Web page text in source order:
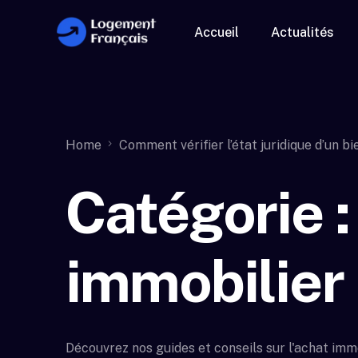
Accueil Actualités
Home Comment vérifier l’état juridique d’un
Catégorie :
immobilier
Découvrez nos guides et conseils sur l'achat